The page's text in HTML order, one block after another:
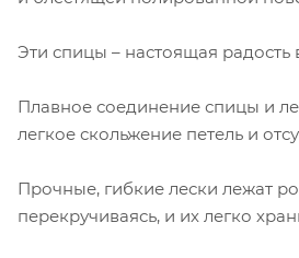
Эти спицы – настоящая
Плавное соединение спицы и
легкое скольжение петель и
Прочные, гибкие лески лежат
перекручиваясь, и их легко